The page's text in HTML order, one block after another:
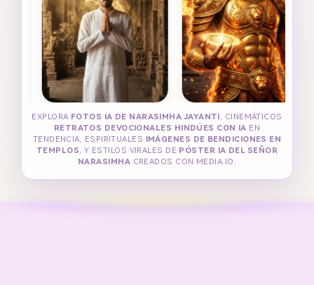
EXPLORA FOTOS IA DE NARASIMHA JAYANTI, CINEMÁTICOS
RETRATOS DEVOCIONALES HINDÚES CON IA EN
TENDENCIA, ESPIRITUALES IMÁGENES DE BENDICIONES EN
TEMPLOS, Y ESTILOS VIRALES DE PÓSTER IA DEL SEÑOR
NARASIMHA CREADOS CON MEDIA.IO.